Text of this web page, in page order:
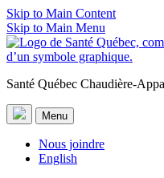
Skip to Main Content
Skip to Main Menu
Santé Québec Chaudière-
Menu
Nous joindre
English